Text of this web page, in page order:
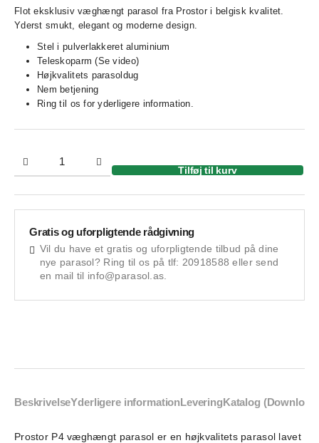
Flot eksklusiv væghængt parasol fra Prostor i belgisk kvalitet.
Yderst smukt, elegant og moderne design.
Stel i pulverlakkeret aluminium
Teleskoparm (Se video)
Højkvalitets parasoldug
Nem betjening
Ring til os for yderligere information.
Tilføj til kurv
Gratis og uforpligtende rådgivning
Vil du have et gratis og uforpligtende tilbud på dine
nye parasol? Ring til os på tlf: 20918588 eller send
en mail til info@parasol.as.
BeskrivelseYderligere informationLeveringKatalog
Prostor P4 væghængt parasol er en højkvalitets parasol lavet